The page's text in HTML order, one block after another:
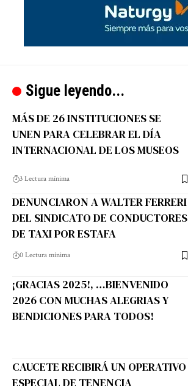
Sigue leyendo...
MÁS DE 26 INSTITUCIONES SE
UNEN PARA CELEBRAR EL DÍA
INTERNACIONAL DE LOS MUSEOS
3 Lectura mínima
DENUNCIARON A WALTER FERRERI
DEL SINDICATO DE CONDUCTORES
DE TAXI POR ESTAFA
0 Lectura mínima
¡GRACIAS 2025!, …BIENVENIDO
2026 CON MUCHAS ALEGRIAS Y
BENDICIONES PARA TODOS!
CAUCETE RECIBIRÁ UN OPERATIVO
ESPECIAL DE TENENCIA